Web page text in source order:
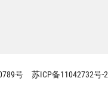
号 苏ICP备11042732号-2